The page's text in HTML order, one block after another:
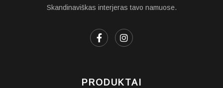
Skandinaviškas interjeras tavo namuose.
PRODUKTAI